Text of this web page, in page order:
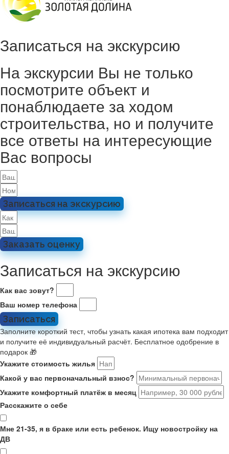
Записаться на экскурсию
На экскурсии Вы не только
посмотрите объект и
понаблюдаете за ходом
строительства, но и получите
все ответы на интересующие
Вас вопросы
Записаться на экскурсию
Заказать оценку
Записаться на экскурсию
Как вас зовут?
Ваш номер телефона
Записаться
Заполните короткий тест, чтобы узнать какая ипотека вам подходит
и получите её индивидуальный расчёт. Бесплатное одобрение в
подарок 🎁
Укажите стоимость жилья
Какой у вас первоначальный взнос?
Укажите комфортный платёж в месяц
Расскажите о себе
Мне 21-35, я в браке или есть ребенок. Ищу новостройку на
ДВ